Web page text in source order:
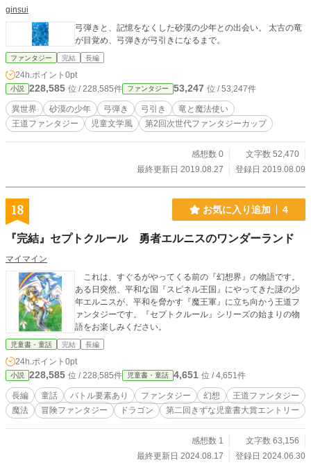
ginsui
弓弾きと、記憶をなくした砂漠の少年との出会い。 太古の竜
が目覚め、弓弾きが弓引きになるまで。
ファンタジー 完結 長編
24h.ポイント 0pt
小説 228,585 位 / 228,585件 ファンタジー 53,247 位 / 53,247件
異世界 砂漠の少年 弓弾き 弓引き
竜と魔法使い
王道ファンタジー
児童文学風 第2回次世代ファンタジーカップ
感想数 0
文字数 52,470
最終更新日 2019.08.27
登録日 2019.08.09
18 お気に入り追加 4
『完結』セプトクルール 勇者エルニスのワンダーランド
マイマイン
これは、すぐるがやってくる前の『幻想界』の物語です。
ある日突然、平和な国『スピネル王国』にやってきた謎の少
年エルニスが、平和を脅かす『魔王軍』に立ち向かう王道フ
ァンタジーです。『セプトクルール』シリーズの始まりの物
語をお楽しみください。
児童書・童話 完結 長編
24h.ポイント 0pt
小説 228,585 位 / 228,585件 児童書・童話 4,651 位 / 4,651件
長編 童話 バトル要素あり ファンタジー 幻想
王道ファンタジー
魔法
冒険ファンタジー ドラゴン 第二回きずな児童書大賞エントリー
感想数 1
文字数 63,156
最終更新日 2024.08.17
登録日 2024.06.30